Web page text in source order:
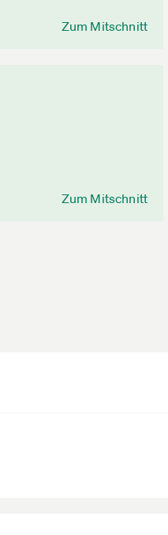
Zum Mitschnitt
Zum Mitschnitt